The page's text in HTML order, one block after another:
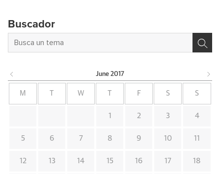
Buscador
June 2017
M W F S S
1 2 3 4
5 6 7 8 9 10 11
12 13 14 15 16 17 18